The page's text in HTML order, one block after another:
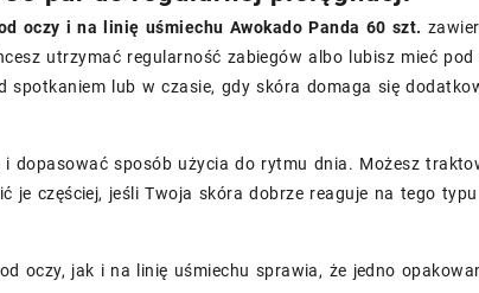
oczy i na linię uśmiechu Awokado Panda 60 szt.
utrzymać regularność zabiegów albo lubisz mieć
spotkaniem lub w czasie, gdy skóra domaga się
dopasować sposób użycia do rytmu dnia. Możesz
je częściej, jeśli Twoja skóra dobrze reaguje na tego
oczy, jak i na linię uśmiechu sprawia, że jedno